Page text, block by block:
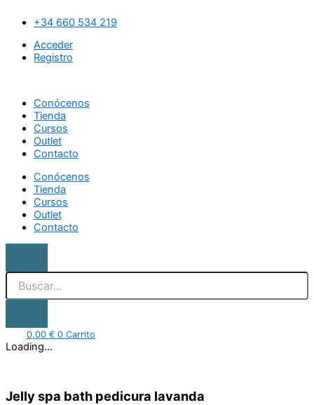
contenido
+34 660 534 219
Acceder
Registro
Conócenos
Tienda
Cursos
Outlet
Contacto
Conócenos
Tienda
Cursos
Outlet
Contacto
0,00 € 0 Carrito
Loading...
Jelly spa bath pedicura lavanda
pedicura
lavanda